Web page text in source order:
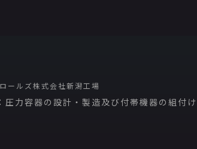
ールズ株式会社新潟工場
圧力容器の設計・製造及び付帯機器の組付け